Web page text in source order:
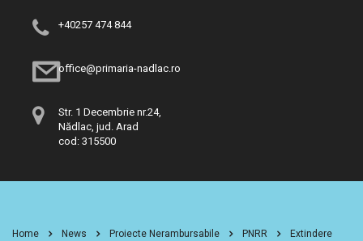
+40257 474 844
office@primaria-nadlac.ro
Str. 1 Decembrie nr.24,
Nădlac, jud. Arad
cod: 315500
Home News Proiecte Nerambursabile PNRR
Extindere